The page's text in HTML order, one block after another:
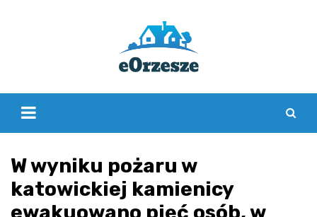
W wyniku pożaru w
katowickiej kamienicy
ewakuowano pięć osób, w